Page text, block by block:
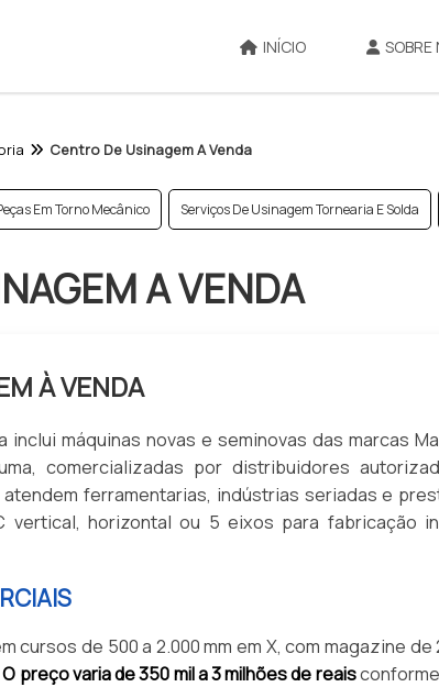
INÍCIO SOBRE
Centro De Usinagem A Venda
Em Torno Mecânico Serviços De Usinagem Tornearia E Solda
A VENDA
À VENDA
máquinas novas e seminovas das marcas
comercializadas por distribuidores
ferramentarias, indústrias seriadas e
vertical, horizontal ou 5 eixos para fabricação
cursos de 500 a 2.000 mm em X, com magazine
O preço varia de 350 mil a 3 milhões de reaisconforme